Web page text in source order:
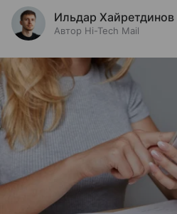
Ильдар Хайретдинов
Автор Hi-Tech Mail